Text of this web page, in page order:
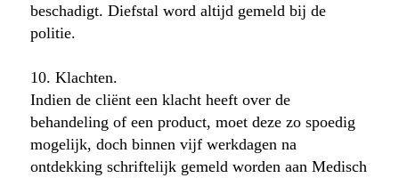
beschadigt. Diefstal word altijd gemeld bij de
politie.
10. Klachten.
Indien de cliënt een klacht heeft over de
behandeling of een product, moet deze zo spoedig
mogelijk, doch binnen vijf werkdagen na
ontdekking schriftelijk gemeld worden aan Medisch